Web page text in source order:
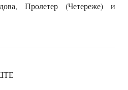
Пролетер (Четереже) и